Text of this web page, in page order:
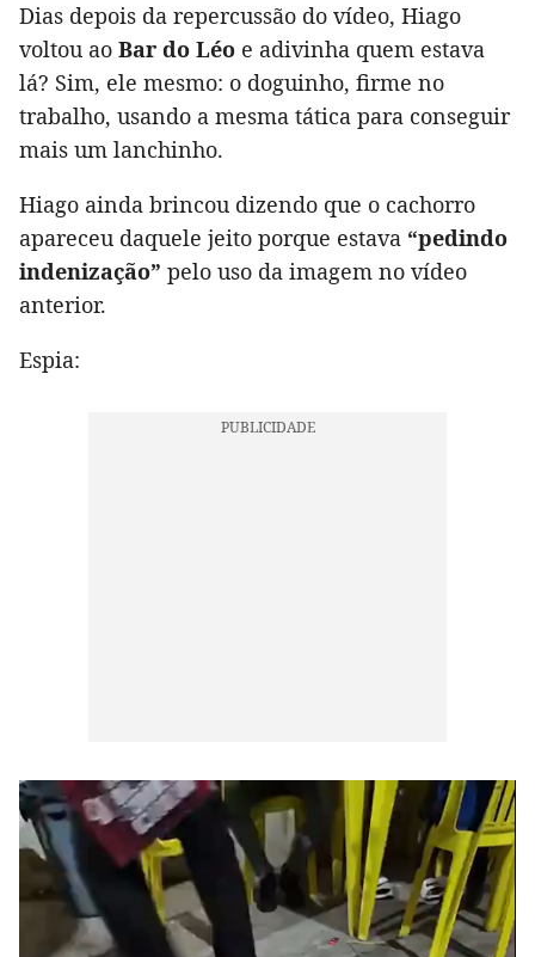
Dias depois da repercussão do vídeo, Hiago
voltou ao Bar do Léo e adivinha quem estava
lá? Sim, ele mesmo: o doguinho, firme no
trabalho, usando a mesma tática para conseguir
mais um lanchinho.
Hiago ainda brincou dizendo que o cachorro
apareceu daquele jeito porque estava “pedindo
indenização” pelo uso da imagem no vídeo
anterior.
Espia: